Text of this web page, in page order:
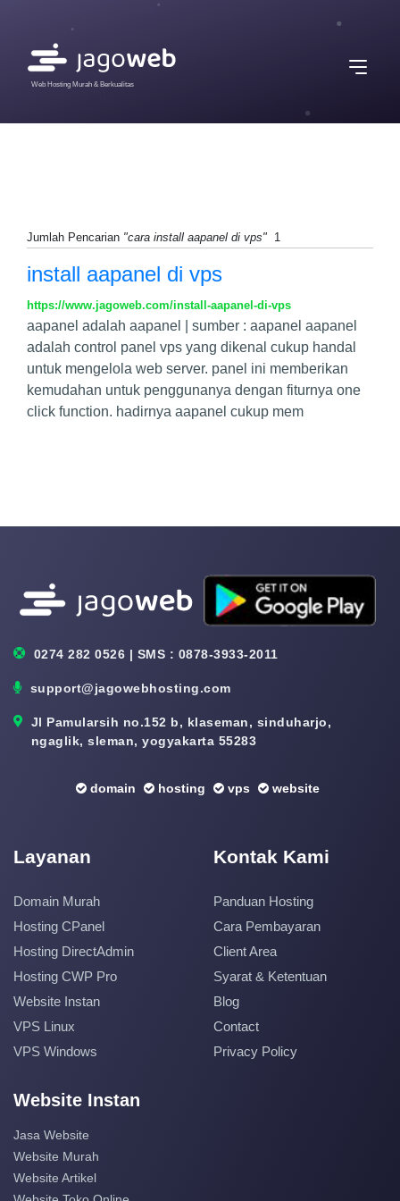
Web Hosting Murah & Berkualitas
Jumlah Pencarian "cara install aapanel di vps" 1
install aapanel di vps
https://www.jagoweb.com/install-aapanel-di-vps
aapanel adalah aapanel | sumber : aapanel aapanel
adalah control panel vps yang dikenal cukup handal
untuk mengelola web server. panel ini memberikan
kemudahan untuk penggunanya dengan fiturnya one
click function. hadirnya aapanel cukup mem
0274 282 0526 | SMS : 0878-3933-2011
support@jagowebhosting.com
Jl Pamularsih no.152 b, klaseman, sinduharjo,
ngaglik, sleman, yogyakarta 55283
domain hosting vps website
Layanan
Domain Murah
Hosting CPanel
Hosting DirectAdmin
Hosting CWP Pro
Website Instan
VPS Linux
VPS Windows
Kontak Kami
Panduan Hosting
Cara Pembayaran
Client Area
Syarat & Ketentuan
Blog
Contact
Privacy Policy
Website Instan
Jasa Website
Website Murah
Website Artikel